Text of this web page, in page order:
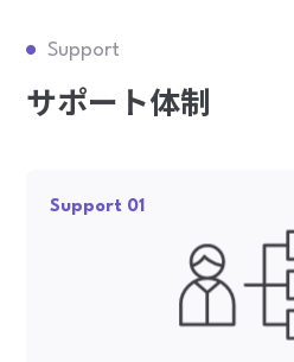
Support
サポート体制
Support 01